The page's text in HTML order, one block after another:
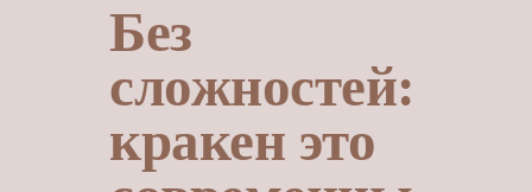
Без
сложностей:
кракен это